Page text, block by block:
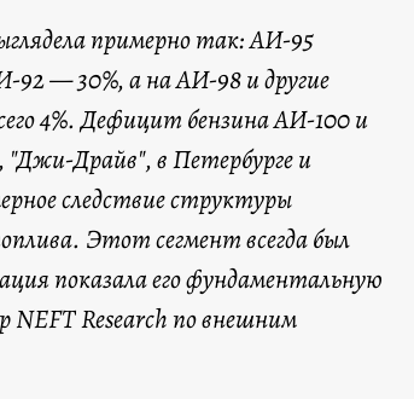
примерно так: АИ-95
92 — 30%, а на АИ-98 и другие
4%. Дефицит бензина АИ-100 и
Драйв", в Петербурге и
следствие структуры
Этот сегмент всегда был
показала его фундаментальную
Research по внешним